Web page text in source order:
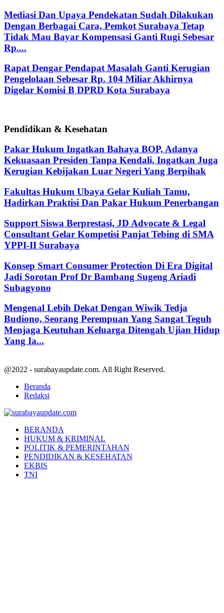
Mediasi Dan Upaya Pendekatan Sudah Dilakukan
Dengan Berbagai Cara, Pemkot Surabaya Tetap
Tidak Mau Bayar Kompensasi Ganti Rugi Sebesar
Rp....
Rapat Dengar Pendapat Masalah Ganti Kerugian
Pengelolaan Sebesar Rp. 104 Miliar Akhirnya
Digelar Komisi B DPRD Kota Surabaya
Pendidikan & Kesehatan
Pakar Hukum Ingatkan Bahaya BOP, Adanya
Kekuasaan Presiden Tanpa Kendali, Ingatkan Juga
Kerugian Kebijakan Luar Negeri Yang Berpihak
Fakultas Hukum Ubaya Gelar Kuliah Tamu,
Hadirkan Praktisi Dan Pakar Hukum Penerbangan
Support Siswa Berprestasi, JD Advocate & Legal
Consultant Gelar Kompetisi Panjat Tebing di SMA
YPPI-II Surabaya
Konsep Smart Consumer Protection Di Era Digital
Jadi Sorotan Prof Dr Bambang Sugeng Ariadi
Subagyono
Mengenal Lebih Dekat Dengan Wiwik Tedja
Budiono, Seorang Perempuan Yang Sangat Teguh
Menjaga Keutuhan Keluarga Ditengah Ujian Hidup
Yang Ia...
@2022 - surabayaupdate.com. All Right Reserved.
Beranda
Redaksi
BERANDA
HUKUM & KRIMINAL
POLITIK & PEMERINTAHAN
PENDIDIKAN & KESEHATAN
EKBIS
TNI